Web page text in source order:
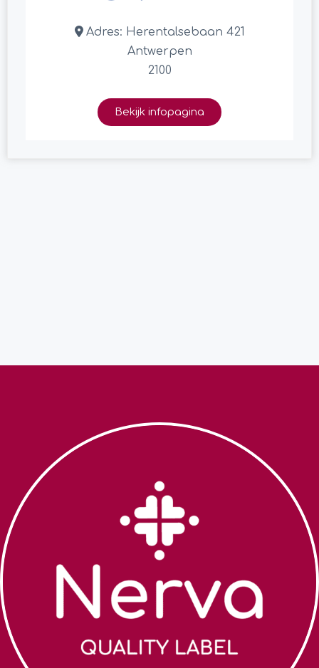
Adres: Herentalsebaan 421
Antwerpen
2100
Bekijk infopagina